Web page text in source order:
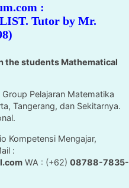
:
Tutor by Mr.
the students Mathematical
Pelajaran Matematika
Tangerang, dan Sekitarnya.
Kompetensi Mengajar,
:
WA : (+62) 08788-7835-